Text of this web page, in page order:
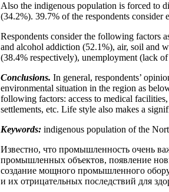
Also the indigenous population is forced to
(34.2%). 39.7% of the respondents consider
Respondents consider the following factors
and alcohol addiction (52.1%), air, soil and
(38.4% respectively), unemployment (lack
Conclusions. In general, respondents’
environmental situation in the region as
following factors: access to medical
settlements, etc. Life style also makes a
Keywords: indigenous population of the
Известно, что промышленность очень
промышленных объектов, появление
создание мощного промышленного
и их отрицательных последствий для